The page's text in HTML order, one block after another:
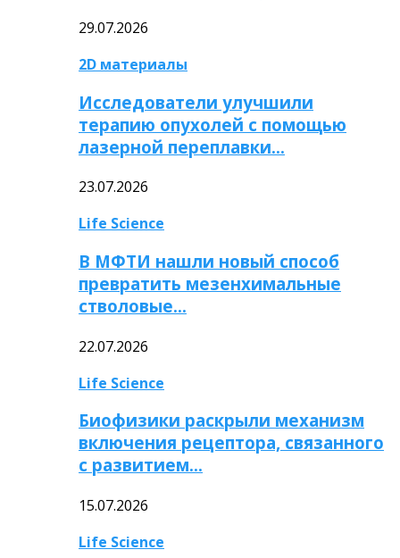
29.07.2026
2D материалы
Исследователи улучшили
терапию опухолей с помощью
лазерной переплавки…
23.07.2026
Life Science
В МФТИ нашли новый способ
превратить мезенхимальные
стволовые…
22.07.2026
Life Science
Биофизики раскрыли механизм
включения рецептора, связанного
с развитием…
15.07.2026
Life Science